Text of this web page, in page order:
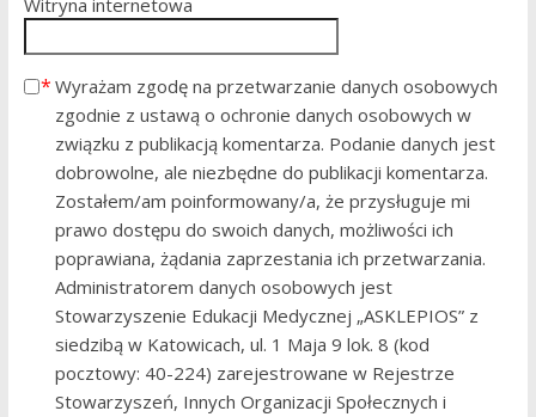
Witryna internetowa
Wyrażam zgodę na przetwarzanie danych osobowych
zgodnie z ustawą o ochronie danych osobowych w
związku z publikacją komentarza. Podanie danych jest
dobrowolne, ale niezbędne do publikacji komentarza.
Zostałem/am poinformowany/a, że przysługuje mi
prawo dostępu do swoich danych, możliwości ich
poprawiana, żądania zaprzestania ich przetwarzania.
Administratorem danych osobowych jest
Stowarzyszenie Edukacji Medycznej „ASKLEPIOS” z
siedzibą w Katowicach, ul. 1 Maja 9 lok. 8 (kod
pocztowy: 40-224) zarejestrowane w Rejestrze
Stowarzyszeń, Innych Organizacji Społecznych i